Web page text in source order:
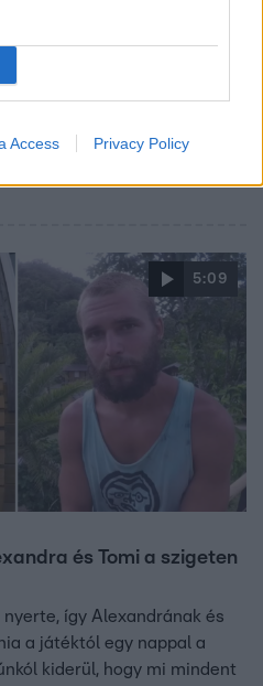
Access Privacy Policy
mások éheztek
a Reggelibe a Survivor
Alexandra, aki szerint
a szigeten, mint a rossz
5:09
és Tomi a szigeten
így Alexandrának és
a játéktól egy nappal a
kiderül, hogy mi mindent